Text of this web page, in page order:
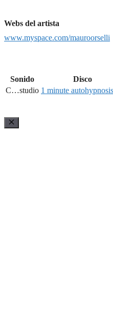
Webs del artista
www.myspace.com/mauroorselli
Sonido Disco
C…studio 1 minute
Cerrar